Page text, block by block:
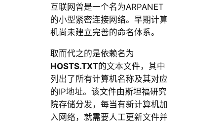
互联网曾是一个名为ARPANET
的小型紧密连接网络。早期计算
机尚未建立完善的命名体系。
取而代之的是依赖名为
HOSTS.TXT的文本文件，其中
列出了所有计算机名称及其对应
的IP地址。该文件由斯坦福研究
院存储分发，每当有新计算机加
入网络，就需要人工更新文件并